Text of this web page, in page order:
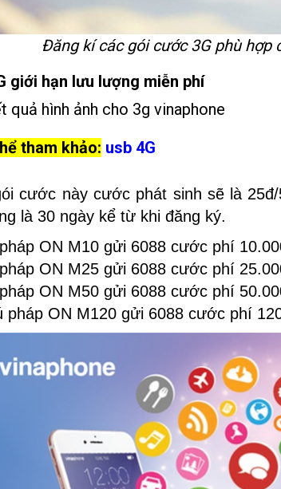
Đăng kí các gói cước 3G phù hợp
giới hạn lưu lượng miễn phí
tham khảo: usb 4G
cước này cước phát sinh sẽ là
là 30 ngày kể từ khi đăng ký.
ON M10 gửi 6088 cước phí
ON M25 gửi 6088 cước phí
ON M50 gửi 6088 cước phí
pháp ON M120 gửi 6088 cước phí